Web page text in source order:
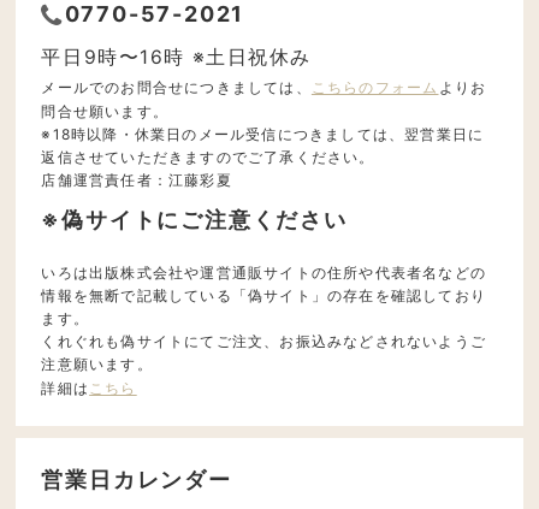
0770-57-2021
平日9時〜16時 ※土日祝休み
メールでのお問合せにつきましては、 こちらのフォーム よりお
問合せ願います。
※18時以降・休業日のメール受信につきましては、翌営業日に
返信させていただきますのでご了承ください。
店舗運営責任者：江藤彩夏
※偽サイトにご注意ください
いろは出版株式会社や運営通販サイトの住所や代表者名などの
情報を無断で記載している「偽サイト」の存在を確認しており
ます。
くれぐれも偽サイトにてご注文、お振込みなどされないようご
注意願います。
詳細は こちら
営業日カレンダー